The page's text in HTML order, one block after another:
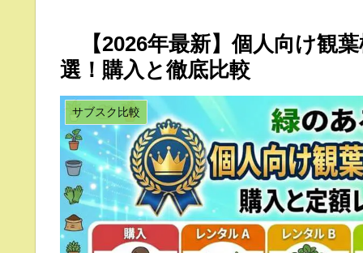
【2026年最新】個人向け観
選！購入と徹底比較
サブスク比較